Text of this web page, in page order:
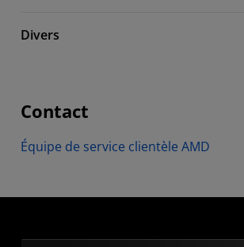
Divers
Contact
Équipe de service clientèle AMD